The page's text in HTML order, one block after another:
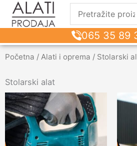
065 35 89
Početna / Alati i oprema / Stolarski
Stolarski alat